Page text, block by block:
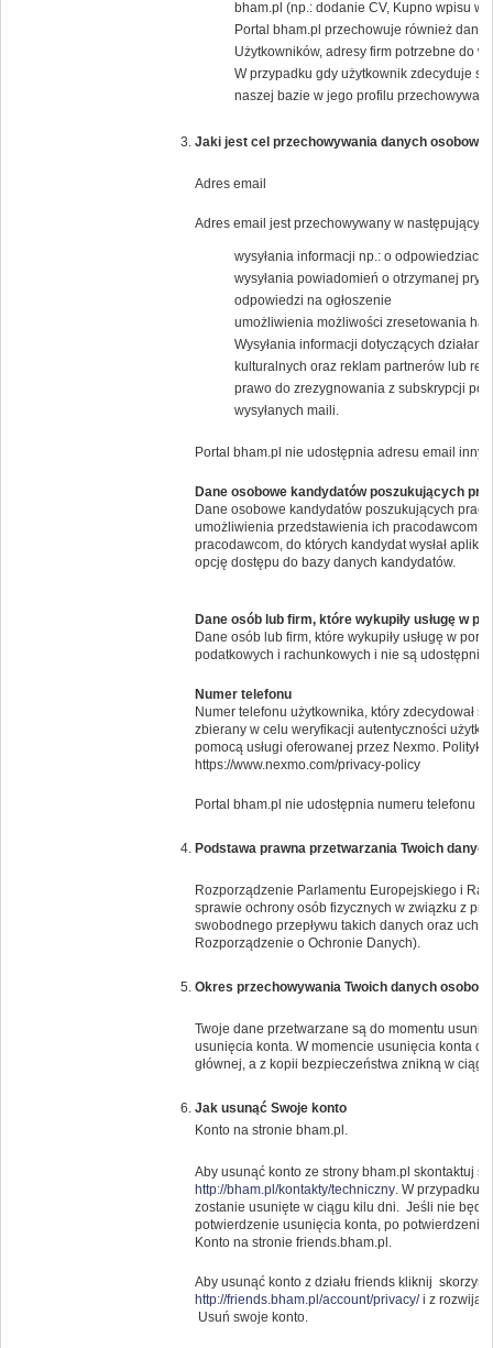
bham.pl (np.: dodanie CV, Kupno wpisu w
Portal bham.pl przechowuje również dane
Użytkowników, adresy firm potrzebne do
W przypadku gdy użytkownik zdecyduje
naszej bazie w jego profilu
Jaki jest cel przechowywania danych
Adres email
Adres email jest przechowywany w następującym
wysyłania informacji np.: o
wysyłania powiadomień o otrzymanej
odpowiedzi na ogłoszenie
umożliwienia możliwości zresetowania
Wysyłania informacji dotyczących
kulturalnych oraz reklam partnerów lub
prawo do zrezygnowania z subskrypcji
wysyłanych maili.
Portal bham.pl nie udostępnia adresu email
Dane osobowe kandydatów poszukujących
Dane osobowe kandydatów poszukujących
umożliwienia przedstawienia ich pracodawcom.
pracodawcom, do których kandydat wysłał
opcję dostępu do bazy danych kandydatów.
Dane osób lub firm, które wykupiły usługę w
Dane osób lub firm, które wykupiły usługę w
podatkowych i rachunkowych i nie są
Numer telefonu
Numer telefonu użytkownika, który zdecydował
zbierany w celu weryfikacji autentyczności
pomocą usługi oferowanej przez Nexmo.
https://www.nexmo.com/privacy-policy
Portal bham.pl nie udostępnia numeru telefonu
Podstawa prawna przetwarzania Twoich
Rozporządzenie Parlamentu Europejskiego i
sprawie ochrony osób fizycznych w związku z
swobodnego przepływu takich danych oraz
Rozporządzenie o Ochronie Danych).
Okres przechowywania Twoich danych
Twoje dane przetwarzane są do momentu
usunięcia konta. W momencie usunięcia konta
głównej, a z kopii bezpieczeństwa znikną w
Jak usunąć Swoje konto
Konto na stronie bham.pl.
Aby usunąć konto ze strony bham.pl skontaktuj
http://bham.pl/kontakty/techniczny. W przypadku
zostanie usunięte w ciągu kilu dni. Jeśli nie
potwierdzenie usunięcia konta, po
Konto na stronie friends.bham.pl.
Aby usunąć konto z działu friends kliknij
http://friends.bham.pl/account/privacy/i z
Usuń swoje konto.